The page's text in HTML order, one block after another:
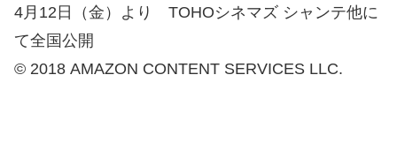
4月12日（金）より TOHOシネマズ シャンテ他に
て全国公開
© 2018 AMAZON CONTENT SERVICES LLC.